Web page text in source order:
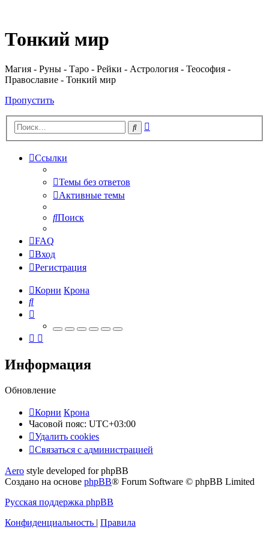
Тонкий мир
Магия - Руны - Таро - Рейки - Астрология - Теософия -
Православие - Тонкий мир
Пропустить
Поиск
Ссылки
Темы без ответов
Активные темы
Поиск
FAQ
Вход
Регистрация
Корни Крона
Поиск
Информация
Обновление
Корни Крона
Часовой пояс: UTC+03:00
Удалить cookies
Связаться
администрацией
Связаться с администрацией
Aero style developed for phpBB
Создано на основе phpBB® Forum Software © phpBB Limited
Русская поддержка phpBB
Конфиденциальность | Правила